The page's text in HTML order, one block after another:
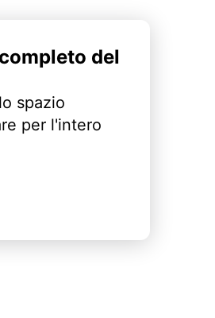
del
spazio
per l'intero